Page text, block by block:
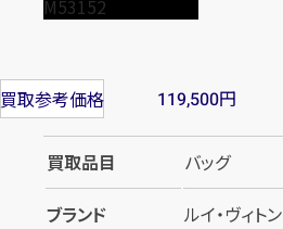
買取参考価格 119,500円
買取品目
バッグ
ブランド
ルイ・ヴィトン